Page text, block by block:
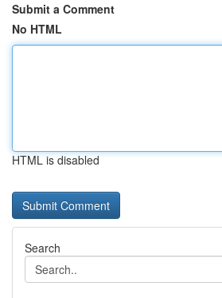
Submit a Comment
No HTML
HTML is disabled
Search